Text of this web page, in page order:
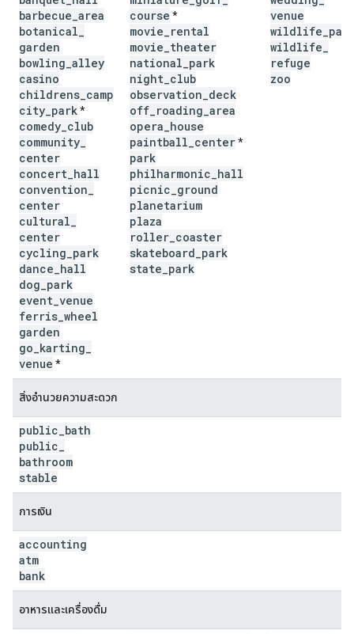
barbecue area
botanical
garden
bowling alley
casino
childrens camp
city park*
comedy club
community
center
concert hall
convention
center
cultural
center
cycling park
dance hall
dog park
event venue
ferris wheel
garden
go karting
venue *
course *
movie rental
movie theater
national park
night club
observation deck
off roading area
opera house
paintball center*
park
philharmonic hall
picnic ground
planetarium
plaza
roller coaster
skateboard park
state park
venue
wildlife park
wildlife
refuge
zoo
สิ่งอำนวยความสะดวก
public bath
public
bathroom
stable
การเงิน
accounting
atm
bank
อาหารและเครื่องดื่ม